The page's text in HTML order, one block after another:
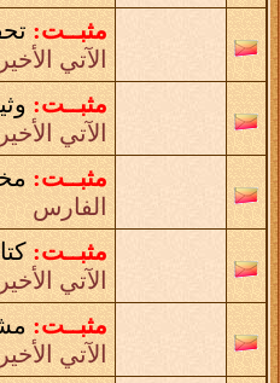
مثبــت:
الآتي الأخير
مثبــت:
الآتي الأخير
مثبــت:
الفارس
مثبــت:
الآتي الأخير
مثبــت:
الآتي الأخير